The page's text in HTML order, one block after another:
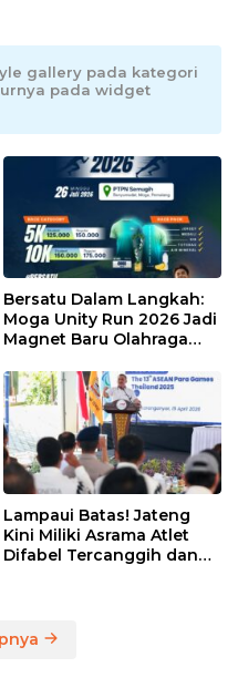
gallery pada kategori
pada widget
Bersatu Dalam Langkah:
Moga Unity Run 2026 Jadi
Magnet Baru Olahraga
Lampaui Batas! Jateng
Kini Miliki Asrama Atlet
Difabel Tercanggih dan